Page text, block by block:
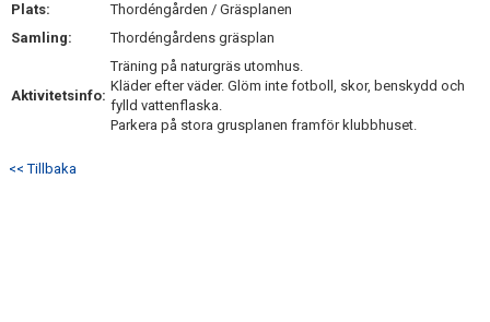
MATCHER
DOKUMENT
Plats:
Thordéngården / Gräsplanen
Samling:
Thordéngårdens gräsplan
Aktivitetsinfo:
Träning på naturgräs utomhus.
Kläder efter väder. Glöm inte fotboll, skor, benskydd och
fylld vattenflaska.
Parkera på stora grusplanen framför klubbhuset.
<< Tillbaka